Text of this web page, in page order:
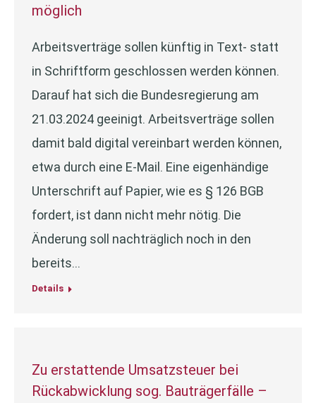
möglich
Arbeitsverträge sollen künftig in Text- statt
in Schriftform geschlossen werden können.
Darauf hat sich die Bundesregierung am
21.03.2024 geeinigt. Arbeitsverträge sollen
damit bald digital vereinbart werden können,
etwa durch eine E-Mail. Eine eigenhändige
Unterschrift auf Papier, wie es § 126 BGB
fordert, ist dann nicht mehr nötig. Die
Änderung soll nachträglich noch in den
bereits…
Details
Zu erstattende Umsatzsteuer bei
Rückabwicklung sog. Bauträgerfälle –